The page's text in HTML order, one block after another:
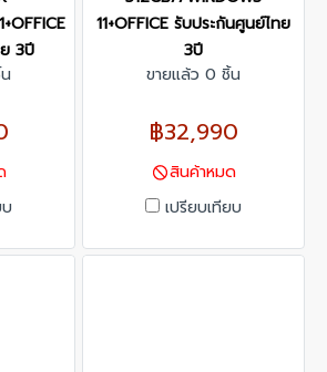
3ปี
11+OFFICE รับประกันศูนย์ไทย
3ปี
ขายแล้ว 0 ชิ้น
฿32,990
สินค้าหมด
เปรียบเทียบ